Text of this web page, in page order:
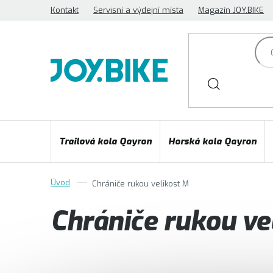
Kontakt Servisní a výdejní místa Magazín JOY.BIKE
Trailová kola Qayron Horská kola Qayron
Chrániče rukou velikost M
Chrániče rukou